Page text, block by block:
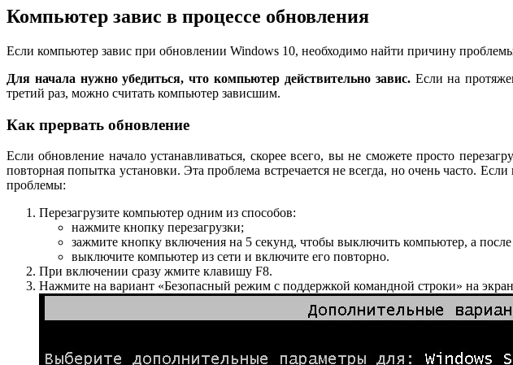
Компьютер завис в процессе обновления
Если компьютер завис при обновлении Windows 10, необходимо найти причину
Для начала нужно убедиться, что компьютер действительно завис. Если на
третий раз, можно считать компьютер зависшим.
Как прервать обновление
Если обновление начало устанавливаться, скорее всего, вы не сможете просто
повторная попытка установки. Эта проблема встречается не всегда, но очень часто.
проблемы:
Перезагрузите компьютер одним из способов:
нажмите кнопку перезагрузки;
зажмите кнопку включения на 5 секунд, чтобы выключить компьютер, а
выключите компьютер из сети и включите его повторно.
При включении сразу жмите клавишу F8.
Нажмите на вариант «Безопасный режим с поддержкой командной строки» на